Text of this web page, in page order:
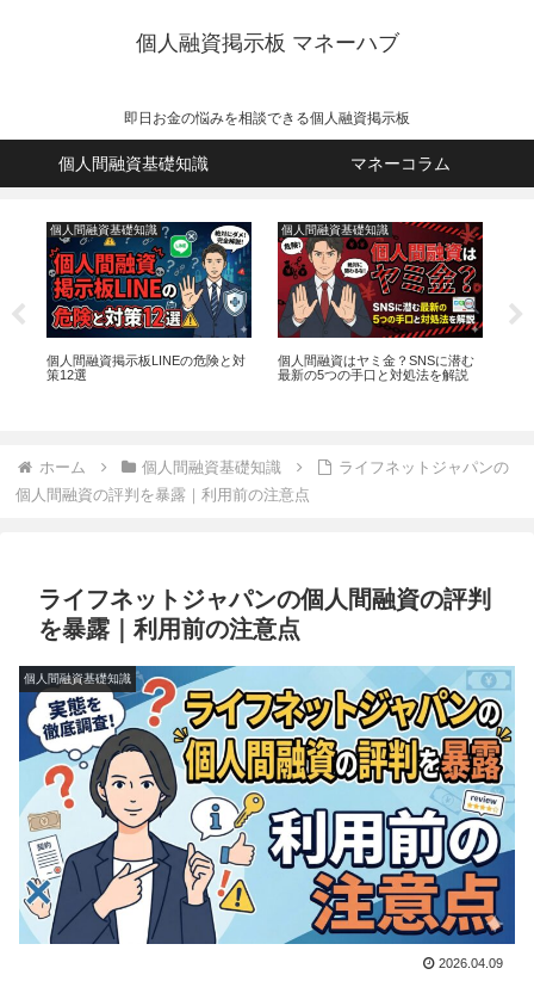
個人融資掲示板 マネーハブ
即日お金の悩みを相談できる個人融資掲示板
個人間融資基礎知識 マネーコラム
個人間融資基礎知識
個人間融資掲示板LINEの危険と対
策12選
個人間融資基礎知識
個人間融資はヤミ金？SNSに潜む
最新の5つの手口と対処法を解説
ホーム 個人間融資基礎知識
ライフネットジャパンの
個人間融資の評判を暴露｜利用前の注意点
ライフネットジャパンの個人間融資の評判
を暴露｜利用前の注意点
個人間融資基礎知識
2026.04.09